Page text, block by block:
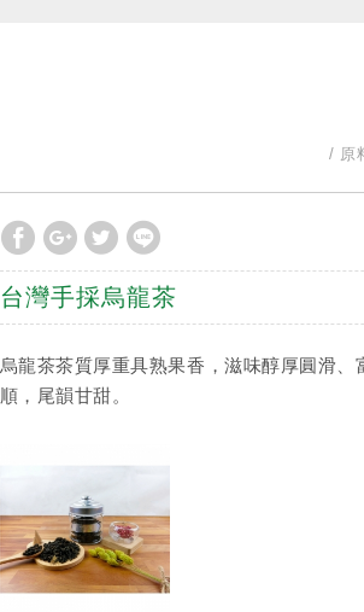
原
台灣手採烏龍茶
烏龍茶茶質厚重具熟果香，滋味醇厚圓滑、
順，尾韻甘甜。